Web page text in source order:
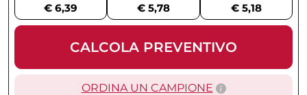
€ 6,39
€ 5,78
€ 5,18
CALCOLA PREVENTIVO
ORDINA UN CAMPIONE